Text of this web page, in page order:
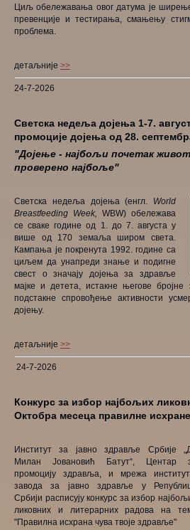
Циљ обележавања овог датума је
превенције и тестирања, смањењу
проблема.
детаљније >>
24-7-2026
Светска недеља дојења 1-7.
промоције дојења од 28.
"Дојење - најбољи почетак
проверено најбоље"
Светска недеља дојења (енгл. World
Breastfeeding Week, WBW) обележава
се сваке године од 1. до 7. августа у
више од 170 земаља широм света.
Кампања је покренута 1992. године са
циљем да унапреди знање и подигне
свест о значају дојења за здравље
мајке и детета, истакне његове
подстакне спровођење активности
дојењу.
детаљније >>
24-7-2026
Конкурс за избор најбољих
Октобра месеца правилне
Институт за јавно здравље Србије
Милан Јовановић Батут“, Центар
промоцију здравља, и мрежа
завода за јавно здравље у
Србији расписују конкурс за избор
ликовних и литерарних радова на
"Правилна исхрана чува твоје здравље"